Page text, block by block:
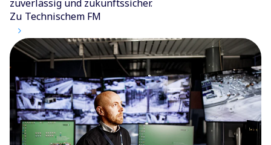
zuverlässig und zukunftssicher.
Zu Technischem FM